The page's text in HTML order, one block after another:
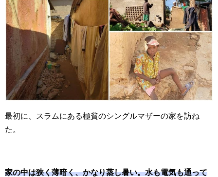
最初に、スラムにある極貧のシングルマザーの家を訪ね
た。
家の中は狭く薄暗く、かなり蒸し暑い。水も電気も通って